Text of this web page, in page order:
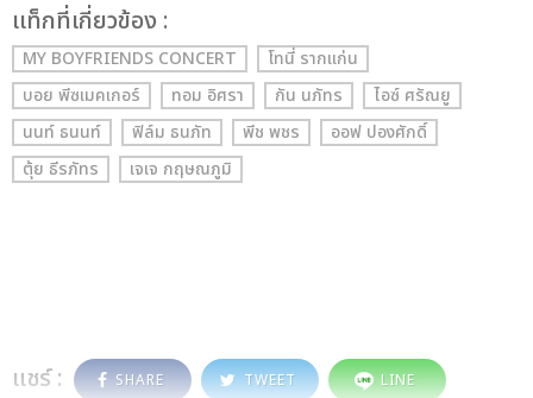
เเท็กที่เกี่ยวข้อง :
MY BOYFRIENDS CONCERT
โทนี่ รากแก่น
บอย พีซเมคเกอร์
ทอม อิศรา กัน นภัทร
ไอซ์ ศรัณยู
นนท์ ธนนท์
ฟิล์ม ธนภัท พีช พชร
ออฟ ปองศักดิ์
ตุ้ย ธีรภัทร
เจเจ กฤษณภูมิ
แชร์ : SHARE TWEET LINE